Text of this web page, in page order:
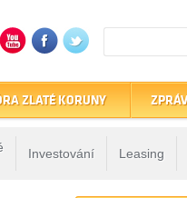
Investování Leasing
ZLATÉ KORUNY